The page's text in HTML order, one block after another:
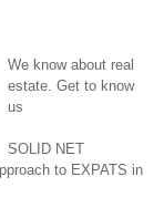
We know about real
estate. Get to know
us
SOLID NET
to EXPATS in